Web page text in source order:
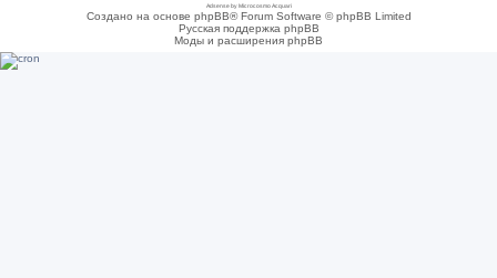
Adsense by Microcosmo Acquari
Создано на основе phpBB® Forum Software © phpBB Limited
Русская поддержка phpBB
Моды и расширения phpBB